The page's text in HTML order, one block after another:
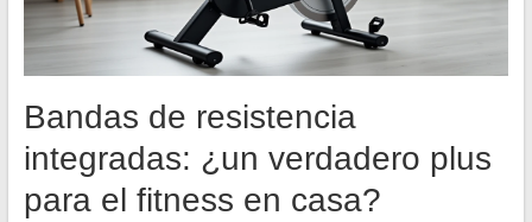
Bandas de resistencia
integradas: ¿un verdadero plus
para el fitness en casa?